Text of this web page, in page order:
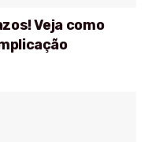
Veja como